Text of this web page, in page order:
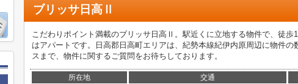
ブリッサ日高Ⅱ
こだわりポイント満載のブリッサ日高Ⅱ。駅近くに立地する物件で、徒歩
はアパートです。日高郡日高町エリアは、紀勢本線紀伊内原周辺に物件の
スまで、物件に関するご質問をお待ちしております。
所在地 交通